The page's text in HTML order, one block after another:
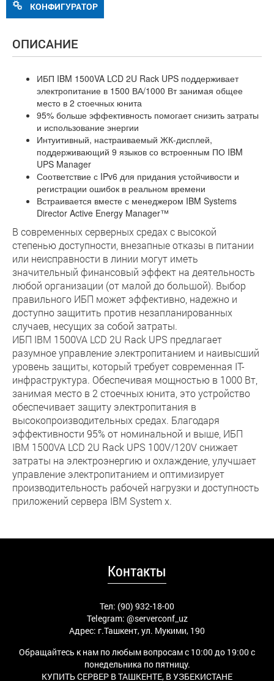
КОНФИГУРАТОР
ОПИСАНИЕ
ИБП IBM 1500VA LCD 2U Rack UPS поддерживает
электропитание в 1500 ВА/1000 Вт занимая общее
место в 2 стоечных юнита
95% больше эффективность помогает снизить затраты
и использование энергии
Интуитивный, настраиваемый ЖК-дисплей,
поддерживающий 9 языков со встроенным ПО IBM
UPS Manager
Соответствие с IPv6 для придания устойчивости и
регистрации ошибок в реальном времени
Встраивается вместе с менеджером IBM Systems
Director Active Energy Manager™
В современных серверных средах с высокой
степенью доступности, внезапные отказы в питании
или неисправности в линии могут иметь
значительный финансовый эффект на деятельность
любой организации (от малой до большой). Выбор
правильного ИБП может эффективно, надежно и
доступно защитить против незапланированных
случаев, несущих за собой затраты.
ИБП IBM 1500VA LCD 2U Rack UPS предлагает
разумное управление электропитанием и наивысший
уровень защиты, который требует современная IT-
инфраструктура. Обеспечивая мощностью в 1000 Вт,
занимая место в 2 стоечных юнита, это устройство
обеспечивает защиту электропитания в
высокопроизводительных средах. Благодаря
эффективности 95% от номинальной и выше, ИБП
IBM 1500VA LCD 2U Rack UPS 100V/120V снижает
затраты на электроэнергию и охлаждение, улучшает
управление электропитанием и оптимизирует
производительность рабочей нагрузки и доступность
приложений сервера IBM System x.
Контакты
Тел: (90) 932-18-00
Telegram: @serverconf_uz
Адрес: г.Ташкент, ул. Мукими, 190
Обращайтесь к нам по любым вопросам с 10:00 до 19:00 с
понедельника по пятницу.
КУПИТЬ СЕРВЕР В ТАШКЕНТЕ, В УЗБЕКИСТАНЕ